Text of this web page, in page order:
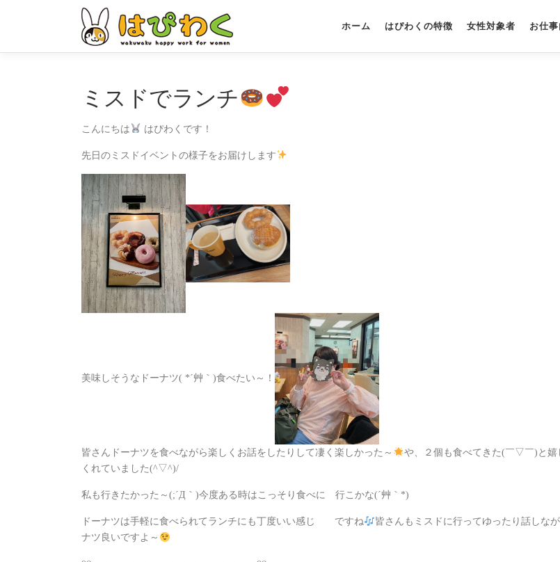
ン
ホーム はぴわくの特徴 女性対象者 お仕
ミスドでランチ
こんにちは はぴわくです！
先日のミスドイベントの様子をお届けします
美味しそうなドーナツ( *´艸｀)食べたい～！
皆さんドーナツを食べながら楽しくお話をしたりして凄く楽しかった～
や、２個も食べてきた(￣▽￣)と嬉
くれていました(^▽^)/
私も行きたかった～(;´Д｀)今度ある時はこっそり食べに 行こかな(´艸｀*)
ドーナツは手軽に食べられてランチにも丁度いい感じ ですね
皆さんもミスドに行ってゆったり話しな
ナツ良いですよ～